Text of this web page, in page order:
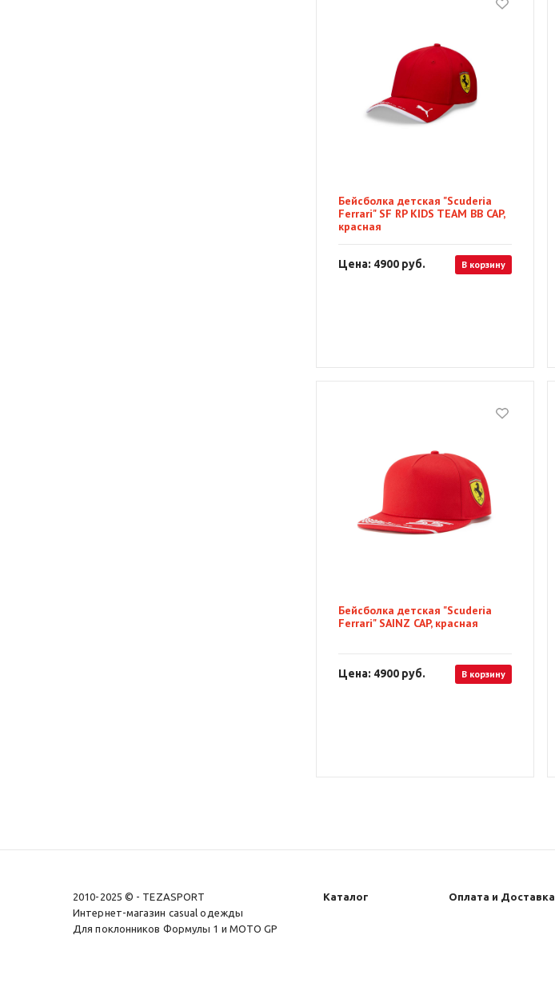
Бейсболка детская "Scuderia
Ferrari" SF RP KIDS TEAM BB CAP,
красная
Цена: 4900 руб. В корзину
Бейсболка детская "Scuderia
Ferrari" SAINZ CAP, красная
Цена: 4900 руб. В корзину
2010-2025 © - TEZASPORT
Интернет-магазин casual одежды
Для поклонников Формулы 1 и MOTO GP
Каталог Оплата и Доставка